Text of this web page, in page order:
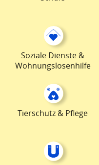
Soziale Dienste &
Wohnungslosenhilfe
Tierschutz & Pflege